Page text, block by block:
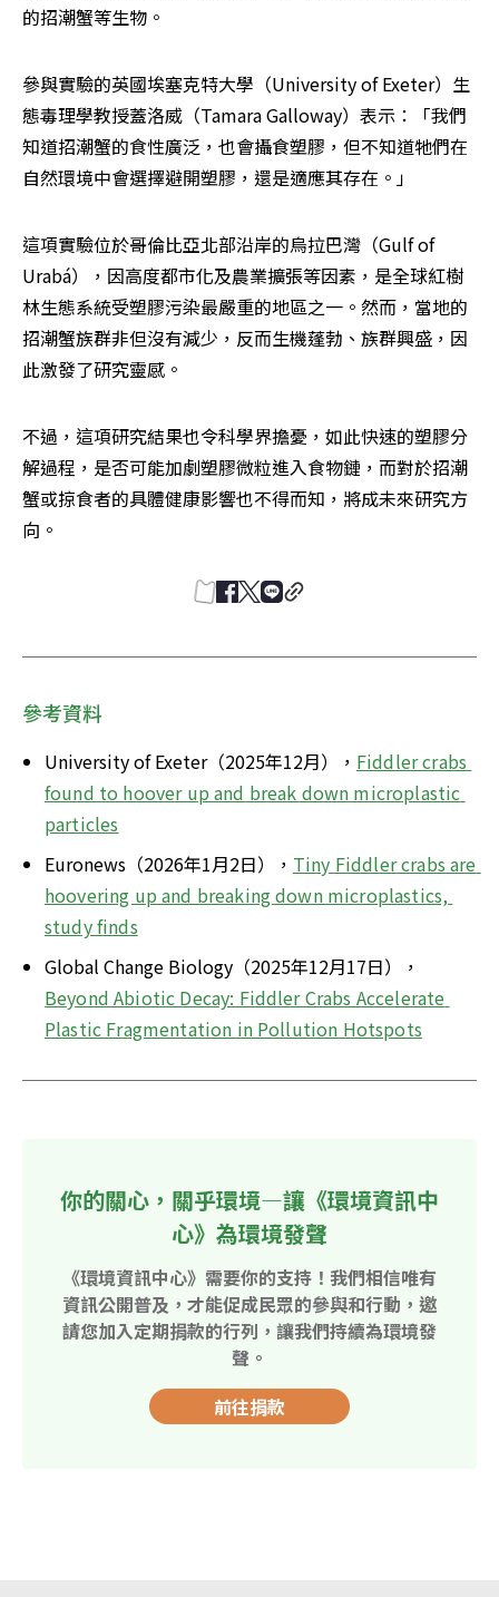
的招潮蟹等生物。
參與實驗的英國埃塞克特大學（University of Exeter）生
態毒理學教授蓋洛威（Tamara Galloway）表示：「我們
知道招潮蟹的食性廣泛，也會攝食塑膠，但不知道牠們在
自然環境中會選擇避開塑膠，還是適應其存在。」
這項實驗位於哥倫比亞北部沿岸的烏拉巴灣（Gulf of
Urabá），因高度都市化及農業擴張等因素，是全球紅樹
林生態系統受塑膠污染最嚴重的地區之一。然而，當地的
招潮蟹族群非但沒有減少，反而生機蓬勃、族群興盛，因
此激發了研究靈感。
不過，這項研究結果也令科學界擔憂，如此快速的塑膠分
解過程，是否可能加劇塑膠微粒進入食物鏈，而對於招潮
蟹或掠食者的具體健康影響也不得而知，將成未來研究方
向。
參考資料
University of Exeter（2025年12月）， Fiddler crabs
found to hoover up and break down microplastic
particles
Euronews（2026年1月2日）， Tiny Fiddler crabs are
hoovering up and breaking down microplastics,
study finds
Global Change Biology（2025年12月17日），
Beyond Abiotic Decay: Fiddler Crabs Accelerate
Plastic Fragmentation in Pollution Hotspots
你的關心，關乎環境—讓《環境資訊中
心》為環境發聲
《環境資訊中心》需要你的支持！我們相信唯有
資訊公開普及，才能促成民眾的參與和行動，邀
請您加入定期捐款的行列，讓我們持續為環境發
聲。
前往捐款